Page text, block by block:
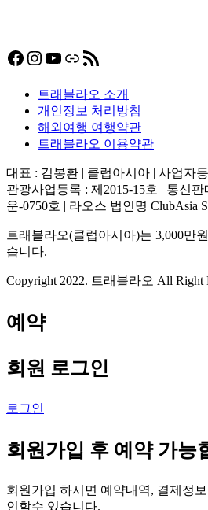
Facebook
Instagram
YouTube
링크RSS 피드
트래블라오 소개
개인정보 처리방침
해외여행 여행약관
트래블라오 이용약관
대표 : 김봉환 | 클럽아시아 | 사업자
관광사업등록 : 제2015-15호 | 통신
운-0750호 | 라오스 법인명 ClubAsia
트래블라오(클럽아시아)는 3,000만
습니다.
Copyright 2022. 트래블라오 All Right
예약
회원 로그인
로그인
회원가입 후 예약 가능
회원가입 하시면 예약내역, 결제정
인할수 있습니다.